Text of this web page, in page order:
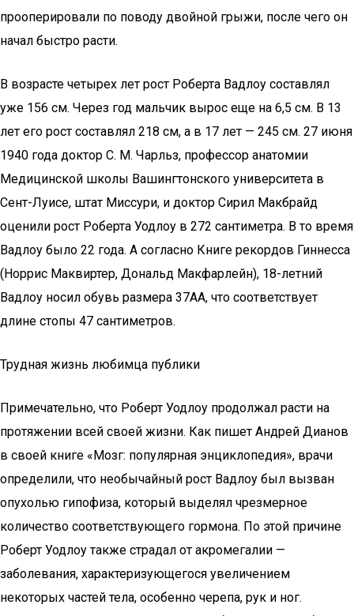
прооперировали по поводу двойной грыжи, после чего он
начал быстро расти.
В возрасте четырех лет рост Роберта Вадлоу составлял
уже 156 см. Через год мальчик вырос еще на 6,5 см. В 13
лет его рост составлял 218 см, а в 17 лет — 245 см. 27 июня
1940 года доктор С. М. Чарльз, профессор анатомии
Медицинской школы Вашингтонского университета в
Сент-Луисе, штат Миссури, и доктор Сирил Макбрайд
оценили рост Роберта Уодлоу в 272 сантиметра. В то время
Вадлоу было 22 года. А согласно Книге рекордов Гиннесса
(Норрис Маквиртер, Дональд Макфарлейн), 18-летний
Вадлоу носил обувь размера 37АА, что соответствует
длине стопы 47 сантиметров.
Трудная жизнь любимца публики
Примечательно, что Роберт Уодлоу продолжал расти на
протяжении всей своей жизни. Как пишет Андрей Дианов
в своей книге «Мозг: популярная энциклопедия», врачи
определили, что необычайный рост Вадлоу был вызван
опухолью гипофиза, который выделял чрезмерное
количество соответствующего гормона. По этой причине
Роберт Уодлоу также страдал от акромегалии —
заболевания, характеризующегося увеличением
некоторых частей тела, особенно черепа, рук и ног.